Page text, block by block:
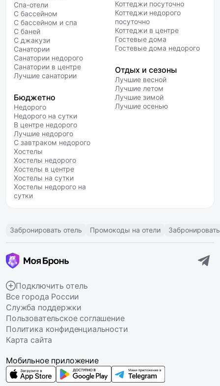
Спа-отели
С бассейном
С бассейном и спа
С баней
С джакузи
Санатории
Санатории недорого
Санатории в центре
Лучшие санатории
Бюджетно
Недорого
Недорого на сутки
В центре недорого
Лучшие недорого
С завтраком недорого
Хостелы
Хостелы недорого
Хостелы в центре
Хостелы на сутки
Хостелы недорого на
сутки
Коттеджи посуточно
Коттеджи недорого
посуточно
Коттеджи в центре
Гостевые дома
Гостевые дома недорого
Отдых и сезоны
Лучшие весной
Лучшие летом
Лучшие зимой
Лучшие осенью
Забронировать отель Промокоды на отели
Подключить отель
Все города России
Служба поддержки
Пользовательское соглашение
Политика конфиденциальности
Карта сайта
Мобильное приложение